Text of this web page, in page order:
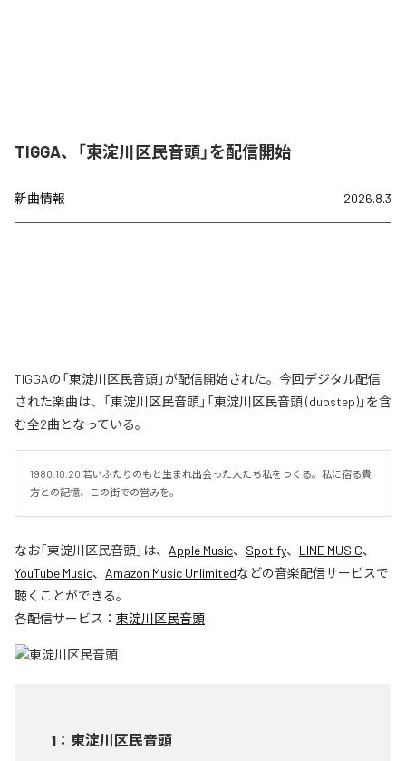
TIGGA、「東淀川区民音頭」を配信開始
新曲情報 2026.8.3
TIGGAの「東淀川区民音頭」が配信開始された。今回デジタル配信
された楽曲は、「東淀川区民音頭」「東淀川区民音頭 (dubstep)」を含
む全2曲となっている。
1980.10.20 若いふたりのもと生まれ出会った人たち私をつくる。私に宿る貴
方との記憶、この街での営みを。
なお「東淀川区民音頭」は、 Apple Music、 Spotify、 LINE MUSIC、
YouTube Music、 Amazon Music Unlimitedなどの音楽配信サービスで
聴くことができる。
各配信サービス： 東淀川区民音頭
1 ： 東淀川区民音頭